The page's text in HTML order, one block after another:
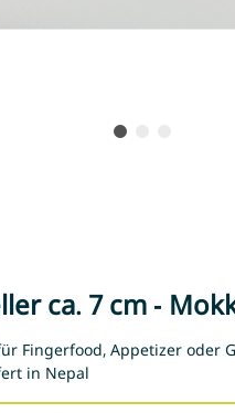
ca. 7 cm -
Fingerfood, Appetizer oder
in Nepal